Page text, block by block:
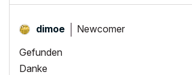
dimoe Newcomer
Gefunden
Danke